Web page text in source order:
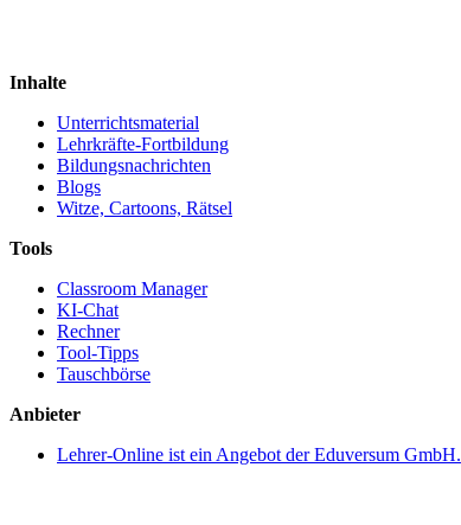
Inhalte
Unterrichtsmaterial
Lehrkräfte-Fortbildung
Bildungsnachrichten
Blogs
Witze, Cartoons, Rätsel
Tools
Classroom Manager
KI-Chat
Rechner
Tool-Tipps
Tauschbörse
Anbieter
Lehrer-Online ist ein Angebot der Eduversum GmbH.